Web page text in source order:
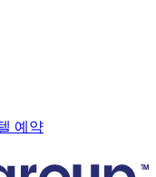
예약